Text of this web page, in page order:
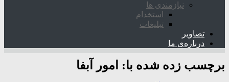
نیازمندی ها
استخدام
تبلیغات
تصاویر
درباره‌ی ما
برچسب زده شده با:
امور آبفا